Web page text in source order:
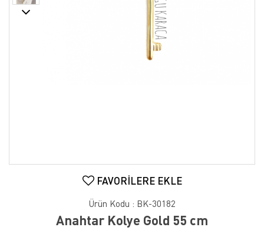
FAVORILERE EKLE
Ürün Kodu : BK-30182
Anahtar Kolye Gold 55 cm